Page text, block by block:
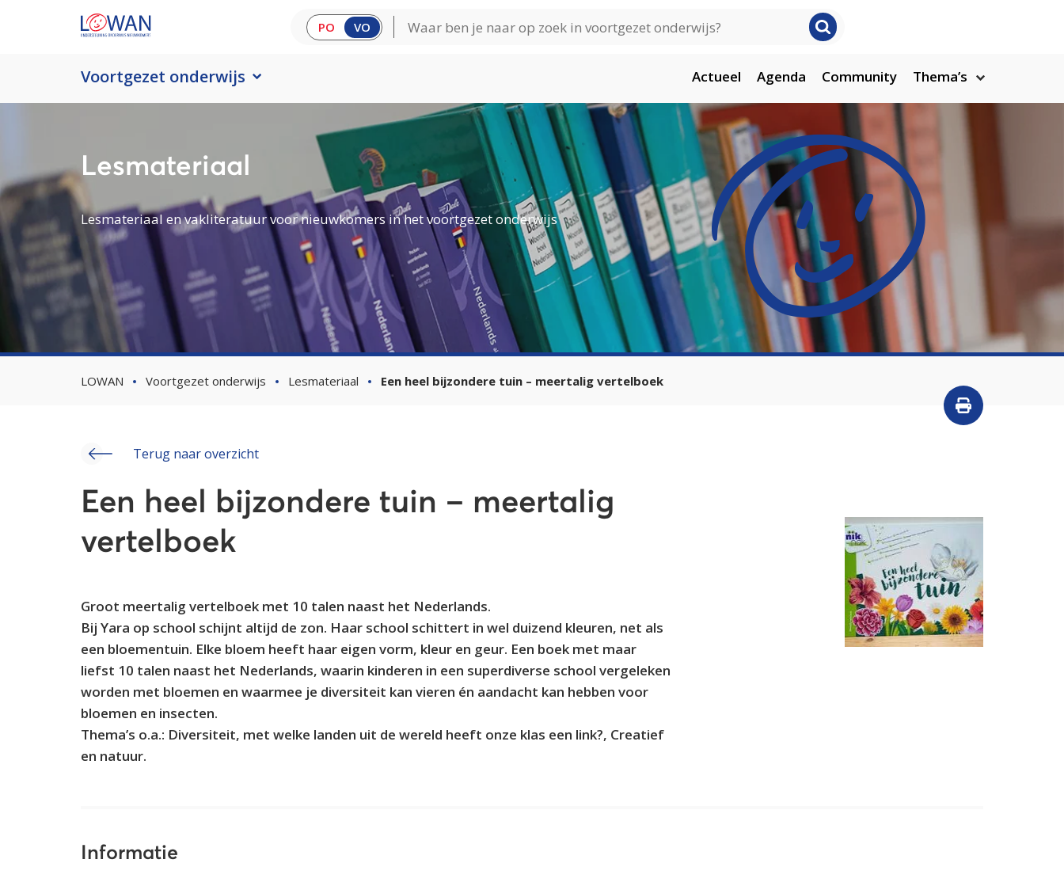
PO VO
Voortgezet onderwijs Actueel Agenda Community Thema’s
Lesmateriaal
Lesmateriaal en vakliteratuur voor nieuwkomers in het voortgezet onderwijs
LOWAN Voortgezet onderwijs Lesmateriaal Een heel bijzondere tuin – meertalig vertelboek
Terug naar overzicht
Een heel bijzondere tuin – meertalig
vertelboek
Groot meertalig vertelboek met 10 talen naast het Nederlands.
Bij Yara op school schijnt altijd de zon. Haar school schittert in wel duizend kleuren, net als
een bloementuin. Elke bloem heeft haar eigen vorm, kleur en geur. Een boek met maar
liefst 10 talen naast het Nederlands, waarin kinderen in een superdiverse school vergeleken
worden met bloemen en waarmee je diversiteit kan vieren én aandacht kan hebben voor
bloemen en insecten.
Thema’s o.a.: Diversiteit, met welke landen uit de wereld heeft onze klas een link?, Creatief
en natuur.
Informatie